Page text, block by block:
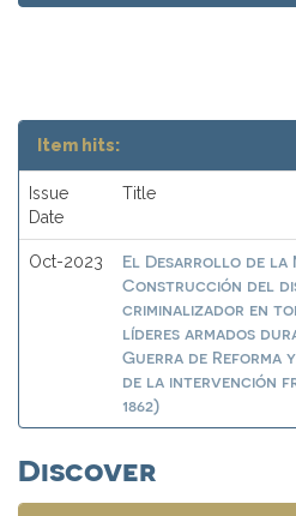
Item hits:
Issue
Date
Title
Oct-2023
El Desarrollo de la
Construcción del
criminalizador en
líderes armados
Guerra de Reforma
de la intervención
1862)
Discover